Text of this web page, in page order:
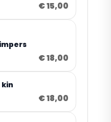
€ 15,00
€ 18,00
€ 18,00